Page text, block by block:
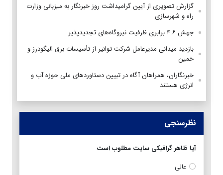
گزارش تصویری از آیین گرامیداشت روز خبرنگار به میزبانی وزارت
راه و شهرسازی
جهش ۴.۶ برابری ظرفیت نیروگاه‌های تجدیدپذیر
بازدید میدانی مدیرعامل شرکت توانیر از تأسیسات برق الیگودرز و
خمین
خبرنگاران، همراهان آگاه در تبیین دستاوردهای ملی حوزه آب و
انرژی هستند
نظرسنجی
آیا ظاهر گرافیکی سایت مطلوب است
عالی